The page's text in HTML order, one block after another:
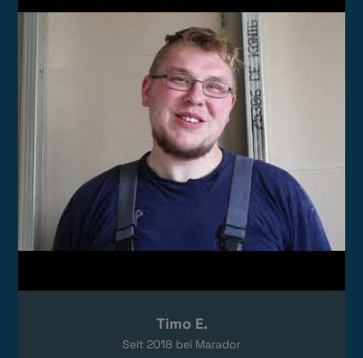
Timo E.
Seit 2018 bei Marador